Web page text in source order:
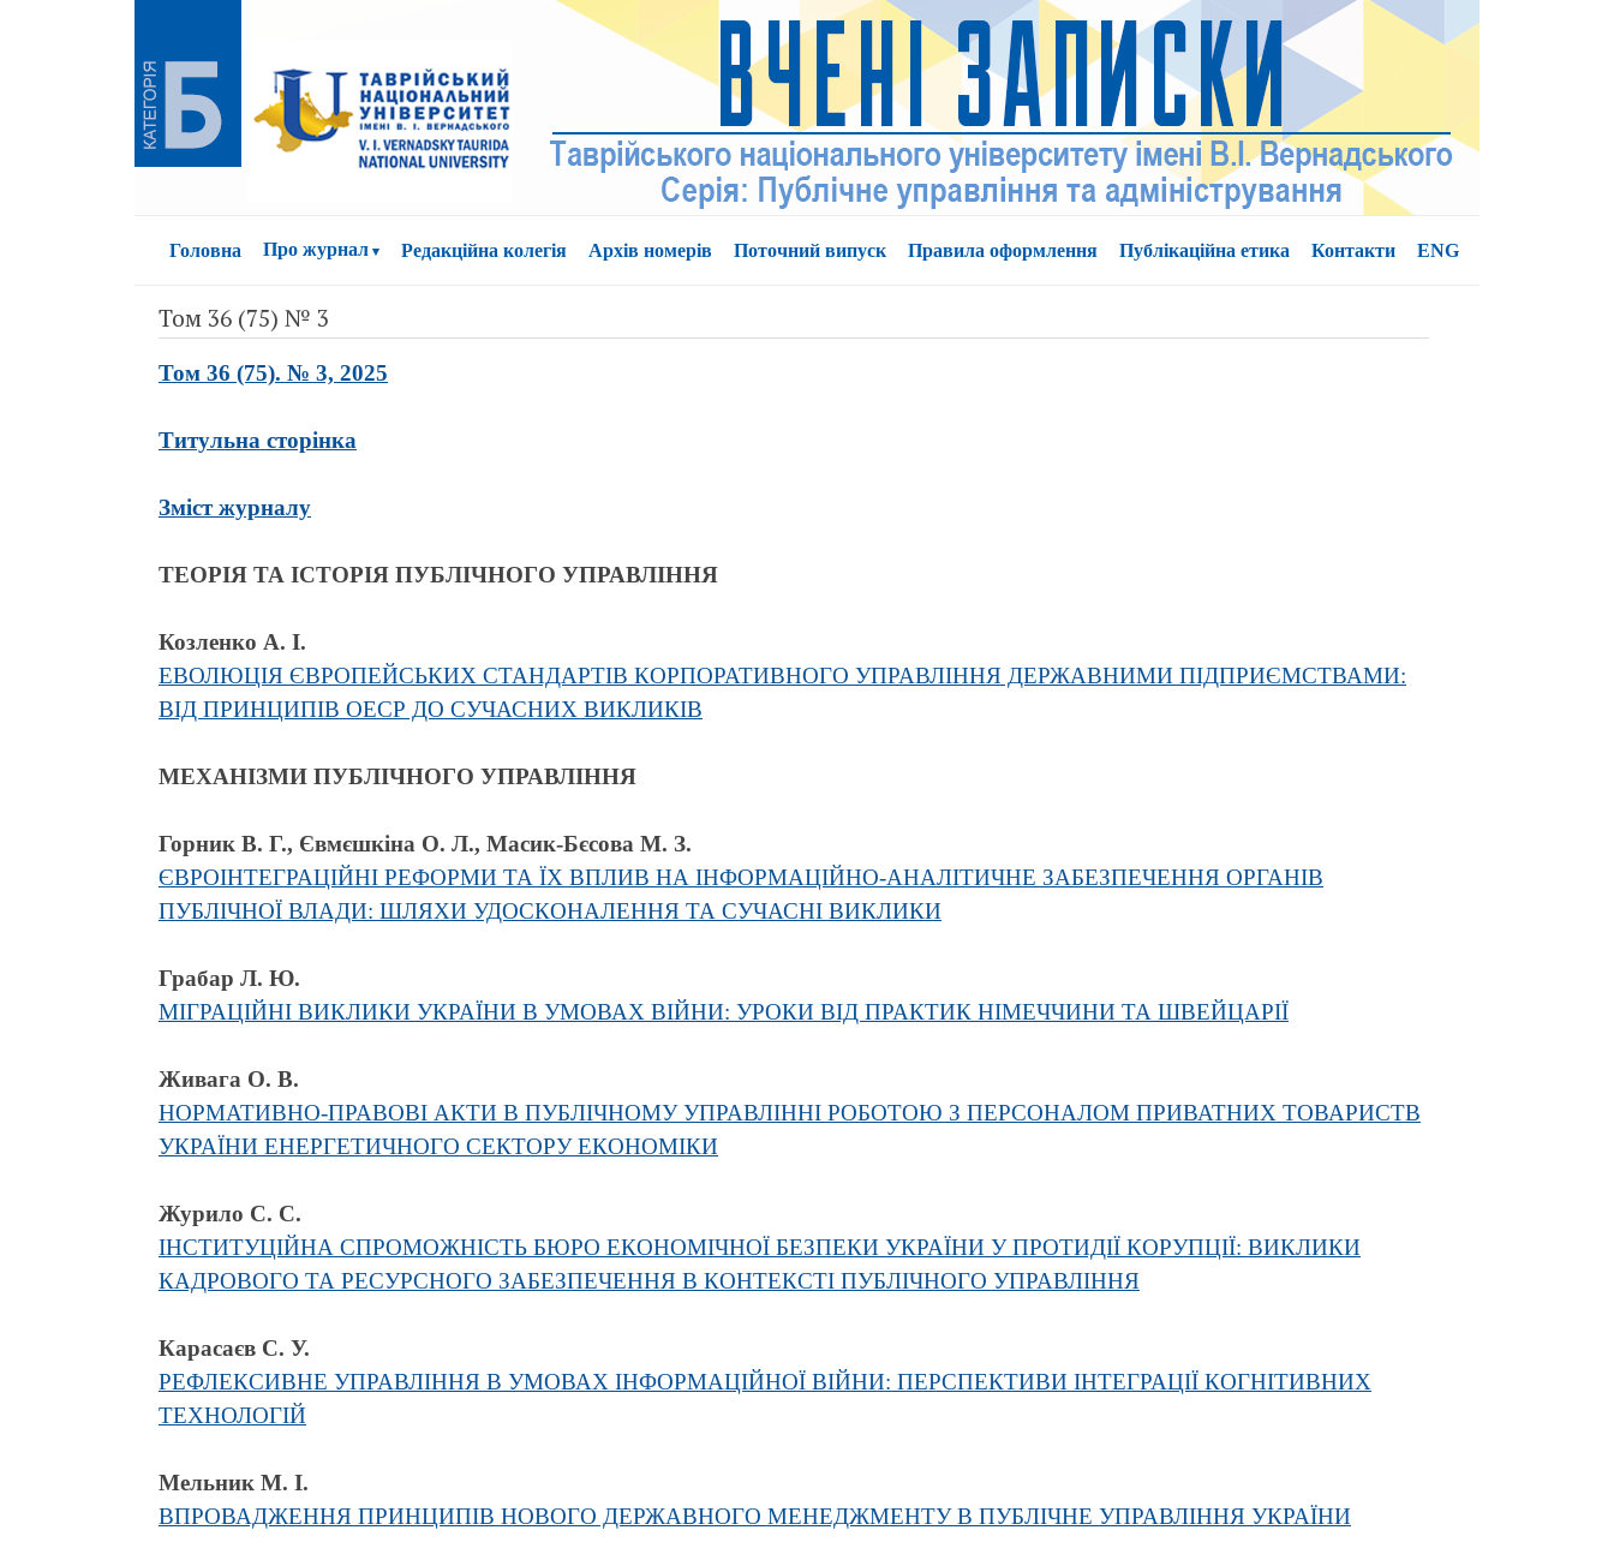
Головна Про журнал Редакційна колегія Архів номерів Поточний випуск Правила оформлення Публікаційна етика Контакти ENG
Том 36 (75) № 3
Том 36 (75). № 3, 2025
Титульна сторінка
Зміст журналу
ТЕОРІЯ ТА ІСТОРІЯ ПУБЛІЧНОГО УПРАВЛІННЯ
Козленко А. І.
ЕВОЛЮЦІЯ ЄВРОПЕЙСЬКИХ СТАНДАРТІВ КОРПОРАТИВНОГО УПРАВЛІННЯ ДЕРЖАВНИМИ ПІДПРИЄМСТВАМИ:
ВІД ПРИНЦИПІВ ОЕСР ДО СУЧАСНИХ ВИКЛИКІВ
МЕХАНІЗМИ ПУБЛІЧНОГО УПРАВЛІННЯ
Горник В. Г., Євмєшкіна О. Л., Масик-Бєсова М. З.
ЄВРОІНТЕГРАЦІЙНІ РЕФОРМИ ТА ЇХ ВПЛИВ НА ІНФОРМАЦІЙНО-АНАЛІТИЧНЕ ЗАБЕЗПЕЧЕННЯ ОРГАНІВ
ПУБЛІЧНОЇ ВЛАДИ: ШЛЯХИ УДОСКОНАЛЕННЯ ТА СУЧАСНІ ВИКЛИКИ
Грабар Л. Ю.
МІГРАЦІЙНІ ВИКЛИКИ УКРАЇНИ В УМОВАХ ВІЙНИ: УРОКИ ВІД ПРАКТИК НІМЕЧЧИНИ ТА ШВЕЙЦАРІЇ
Живага О. В.
НОРМАТИВНО-ПРАВОВІ АКТИ В ПУБЛІЧНОМУ УПРАВЛІННІ РОБОТОЮ З ПЕРСОНАЛОМ ПРИВАТНИХ ТОВАРИСТВ
УКРАЇНИ ЕНЕРГЕТИЧНОГО СЕКТОРУ ЕКОНОМІКИ
Журило С. С.
ІНСТИТУЦІЙНА СПРОМОЖНІСТЬ БЮРО ЕКОНОМІЧНОЇ БЕЗПЕКИ УКРАЇНИ У ПРОТИДІЇ КОРУПЦІЇ: ВИКЛИКИ
КАДРОВОГО ТА РЕСУРСНОГО ЗАБЕЗПЕЧЕННЯ В КОНТЕКСТІ ПУБЛІЧНОГО УПРАВЛІННЯ
Карасаєв С. У.
РЕФЛЕКСИВНЕ УПРАВЛІННЯ В УМОВАХ ІНФОРМАЦІЙНОЇ ВІЙНИ: ПЕРСПЕКТИВИ ІНТЕГРАЦІЇ КОГНІТИВНИХ
ТЕХНОЛОГІЙ
Мельник М. І.
ВПРОВАДЖЕННЯ ПРИНЦИПІВ НОВОГО ДЕРЖАВНОГО МЕНЕДЖМЕНТУ В ПУБЛІЧНЕ УПРАВЛІННЯ УКРАЇНИ